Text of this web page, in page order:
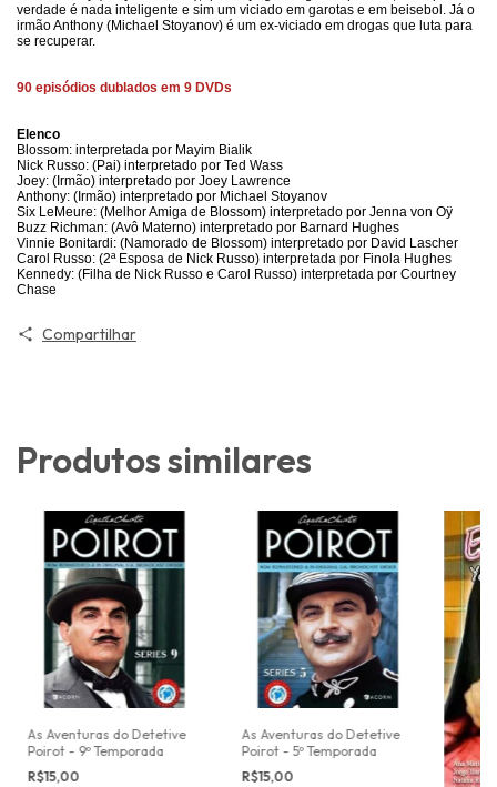
verdade é nada inteligente e sim um viciado em garotas e em beisebol. Já o
irmão Anthony (Michael Stoyanov) é um ex-viciado em drogas que luta para
se recuperar.
90 episódios dublados em 9 DVDs
Elenco
Blossom: interpretada por Mayim Bialik
Nick Russo: (Pai) interpretado por Ted Wass
Joey: (Irmão) interpretado por Joey Lawrence
Anthony: (Irmão) interpretado por Michael Stoyanov
Six LeMeure: (Melhor Amiga de Blossom) interpretado por Jenna von Oÿ
Buzz Richman: (Avô Materno) interpretado por Barnard Hughes
Vinnie Bonitardi: (Namorado de Blossom) interpretado por David Lascher
Carol Russo: (2ª Esposa de Nick Russo) interpretada por Finola Hughes
Kennedy: (Filha de Nick Russo e Carol Russo) interpretada por Courtney
Chase
Compartilhar
Produtos similares
As Aventuras do Detetive
Poirot - 9º Temporada
R$15,00
As Aventuras do Detetive
Poirot - 5º Temporada
R$15,00